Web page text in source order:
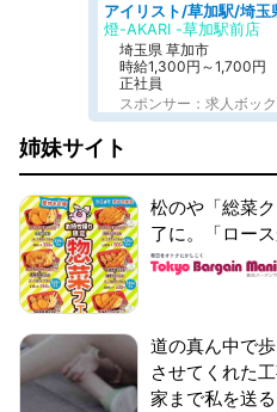
アイリスト/草加駅/埼玉
燈-AKARI -草加駅前店
埼玉県 草加市
時給1,300円～1,700円
正社員
スポンサー：求人ボッ
姉妹サイト
松のや「総菜
了に。「ロー
道の真ん中で
させてくれた
家まで私を送